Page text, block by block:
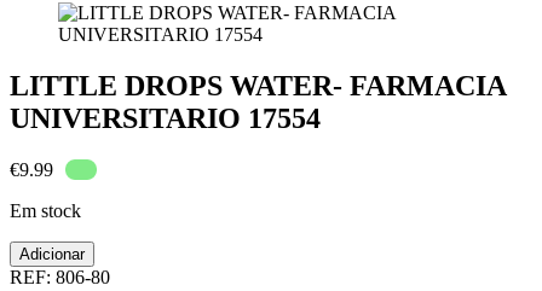
LITTLE DROPS WATER- FARMACIA
UNIVERSITARIO 17554
€9.99
Em stock
Quantidade
de
Adicionar
REF: 806-80